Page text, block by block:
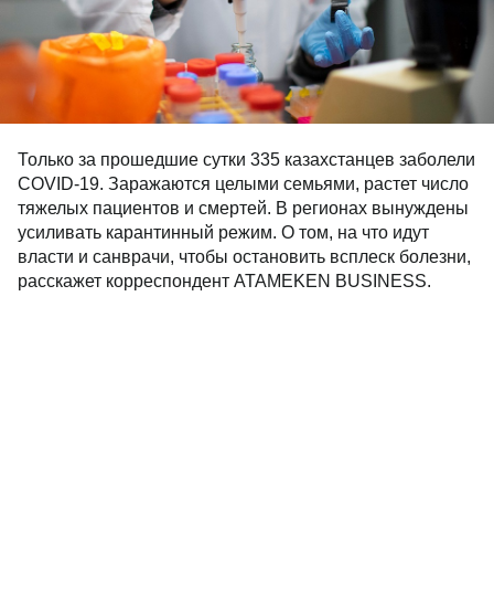
Только за прошедшие сутки 335 казахстанцев заболели
COVID-19. Заражаются целыми семьями, растет число
тяжелых пациентов и смертей. В регионах вынуждены
усиливать карантинный режим. О том, на что идут
власти и санврачи, чтобы остановить всплеск болезни,
расскажет корреспондент ATAMEKEN BUSINESS.